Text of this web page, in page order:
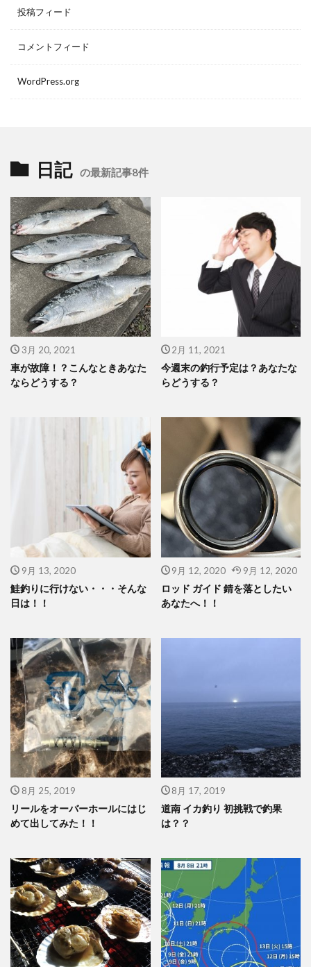
投稿フィード
コメントフィード
WordPress.org
日記 の最新記事8件
3月 20, 2021
車が故障！？こんなときあなた
ならどうする？
2月 11, 2021
今週末の釣行予定は？あなたな
らどうする？
9月 13, 2020
鮭釣りに行けない・・・そんな
日は！！
9月 12, 2020 9月 12, 2020
ロッド ガイド 錆を落としたい
あなたへ！！
8月 25, 2019
リールをオーバーホールにはじ
めて出してみた！！
8月 17, 2019
道南 イカ釣り 初挑戦で釣果
は？？